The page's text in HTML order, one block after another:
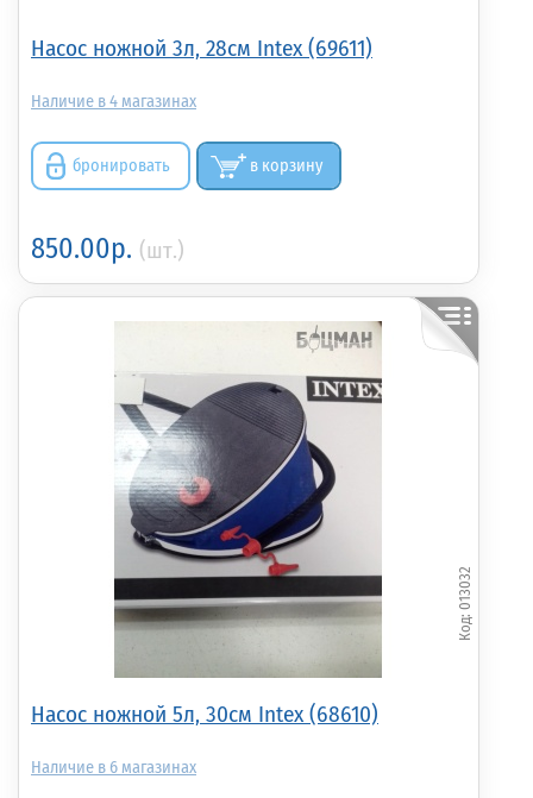
Насос ножной 3л, 28см Intex (69611)
4
бронировать в корзину
850.00р. (шт.)
Насос ножной 5л, 30см Intex (68610)
013032
6